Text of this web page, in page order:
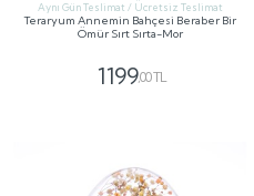
Aynı Gün Teslimat / Ücretsiz Teslimat
Teraryum Annemin Bahçesi Beraber Bir
Ömür Sırt Sırta-Mor
1199,00 TL